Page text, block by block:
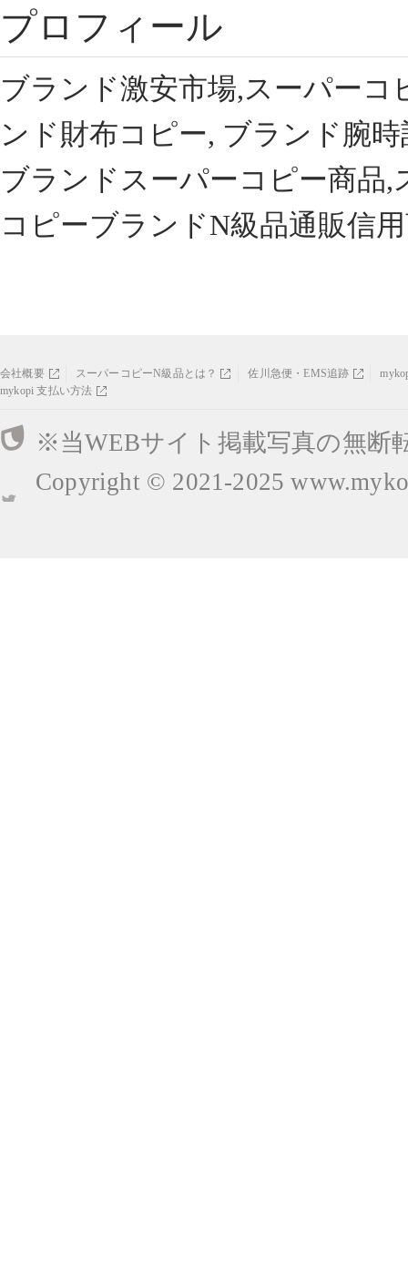
プロフィール
ブランド激安市場,スーパー
ンド財布コピー, ブランド腕
ブランドスーパーコピー商品
コピーブランドN級品通販信
会社概要 スーパーコピーN級品とは？ 佐川急便・EMS追跡
mykopi 支払い方法
※当WEBサイト掲載写真の無断
Copyright © 2021-2025